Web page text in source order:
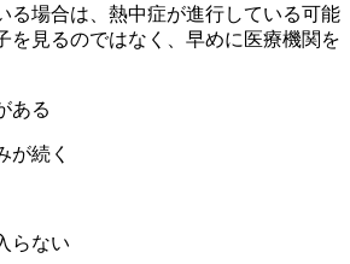
る場合は、熱中症が進行している可能
を見るのではなく、早めに医療機関を
ある
が続く
らない